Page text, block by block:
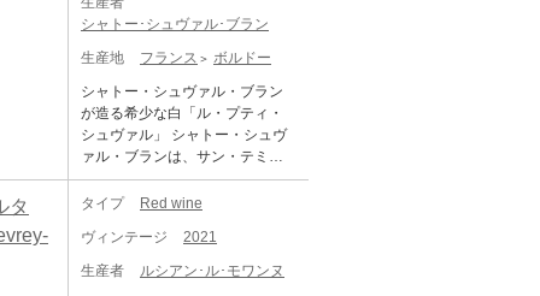
ラックチェリーやブルーベリー
ト。凝縮した果実味の後に鉱物
的なニュアンスが広がり、引き
締まった骨格と驚くほど長い余
韻に驚かされるワインです。 CH
ATEAU AUSONE シャトー・オ
ドー サン・テミリオン 原産地呼
う品種：カベルネ・フラン 6
0%、メルロ 40% アルコール度
数：14.0% 味わい：赤ワイン 辛
合ったもので、雨上がりに乾燥
すると固まり、まるでコンクリ
ートのような硬さになる傾向が
uie」から来た「トロタノワ」と
いう名前が付けられました。こ
れは、「あまりにも骨が折れる
(硬すぎて耕せない)」の意味で
す。 トロタノワのブドウ畑は西
に向かって緩やかに傾斜してい
ます。日当たりの良い最高地点
の土壌には礫が相当量含まれて
いますが、標高が下がるにつれ
るところに位置するラ・フルー
値するポムロルのひとつ。有名
なジャン・ピエール・ムエック
ス社がここを買収したのは1952
年。ブドウ畑は冬の凍結でほぼ
壊滅状態になった1956年の後、
は、ペトリュス、トロタノワ、
ラトゥール・ア・ポムロルとい
ルより、重さと舌触りが軽い
シャトー･シュヴァル･ブラン
生産地
フランス
ボルドー
シャトー・シュヴァル・ブラン
が造る希少な白「ル・プティ・
シュヴァル」 シャトー・シュヴ
ァル・ブランは、サン・テミリ
オンの格付けでトップに君臨す
る、第一特別級A。2012年に、
アンジェリュスが特別級Aに加わ
りますが、それまではシュヴァ
タ
タイプ
Red wine
ヴィンテージ
2021
生産者
ルシアン･ル･モワンヌ